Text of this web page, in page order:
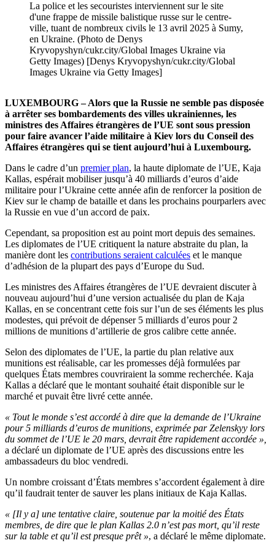
La police et les secouristes interviennent sur le site
d'une frappe de missile balistique russe sur le centre-
ville, tuant de nombreux civils le 13 avril 2025 à Sumy,
en Ukraine. (Photo de Denys
Kryvopyshyn/cukr.city/Global Images Ukraine via
Getty Images) [Denys Kryvopyshyn/cukr.city/Global
Images Ukraine via Getty Images]
LUXEMBOURG – Alors que la Russie ne semble pas disposée
à arrêter ses bombardements des villes ukrainiennes, les
ministres des Affaires étrangères de l’UE sont sous pression
pour faire avancer l’aide militaire à Kiev lors du Conseil des
Affaires étrangères qui se tient aujourd’hui à Luxembourg.
Dans le cadre d’un premier plan, la haute diplomate de l’UE, Kaja
Kallas, espérait mobiliser jusqu’à 40 milliards d’euros d’aide
militaire pour l’Ukraine cette année afin de renforcer la position de
Kiev sur le champ de bataille et dans les prochains pourparlers avec
la Russie en vue d’un accord de paix.
Cependant, sa proposition est au point mort depuis des semaines.
Les diplomates de l’UE critiquent la nature abstraite du plan, la
manière dont les contributions seraient calculées et le manque
d’adhésion de la plupart des pays d’Europe du Sud.
Les ministres des Affaires étrangères de l’UE devraient discuter à
nouveau aujourd’hui d’une version actualisée du plan de Kaja
Kallas, en se concentrant cette fois sur l’un de ses éléments les plus
modestes, qui prévoit de dépenser 5 milliards d’euros pour 2
millions de munitions d’artillerie de gros calibre cette année.
Selon des diplomates de l’UE, la partie du plan relative aux
munitions est réalisable, car les promesses déjà formulées par
quelques États membres couvriraient la somme recherchée. Kaja
Kallas a déclaré que le montant souhaité était disponible sur le
marché et puvait être livré cette année.
« Tout le monde s’est accordé à dire que la demande de l’Ukraine
pour 5 milliards d’euros de munitions, exprimée par Zelenskyy lors
du sommet de l’UE le 20 mars, devrait être rapidement accordée »,
a déclaré un diplomate de l’UE après des discussions entre les
ambassadeurs du bloc vendredi.
Un nombre croissant d’États membres s’accordent également à dire
qu’il faudrait tenter de sauver les plans initiaux de Kaja Kallas.
« [Il y a] une tentative claire, soutenue par la moitié des États
membres, de dire que le plan Kallas 2.0 n’est pas mort, qu’il reste
sur la table et qu’il est presque prêt », a déclaré le même diplomate.